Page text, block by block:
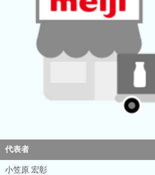
代表者
小笠原 宏彰